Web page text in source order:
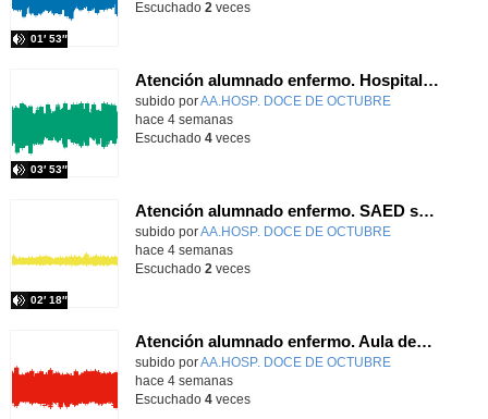
01′ 53″
Escuchado 2 veces
Atención alumnado enfermo. Hospitalización Psiquiátrica. Laura Barrasa Fano.
Contenido educativo.
subido porAA.HOSP. DOCE DE OCTUBRE
03′ 53″
-
hace 4 semanas
Escuchado 4veces
Atención alumnado enfermo. SAED secundaria. Diana Sánchez Domínguez
Contenido educativo.
subido porAA.HOSP. DOCE DE OCTUBRE
02′ 18″
-
hace 4 semanas
Escuchado 2 veces
Atención alumnado enfermo. Aula dentro del hospital. Agustín Parrilla Carrobles
Contenido educativo.
subido porAA.HOSP. DOCE DE OCTUBRE-
hace 4 semanas
Escuchado 4veces